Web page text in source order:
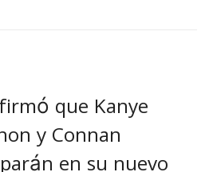
que Kanye
y Connan